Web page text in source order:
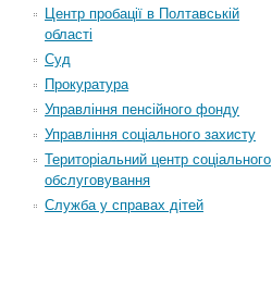
Центр пробації в Полтавській
області
Суд
Прокуратура
Управління пенсійного фонду
Управління соціального захисту
Територіальний центр соціального
обслуговування
Служба у справах дітей